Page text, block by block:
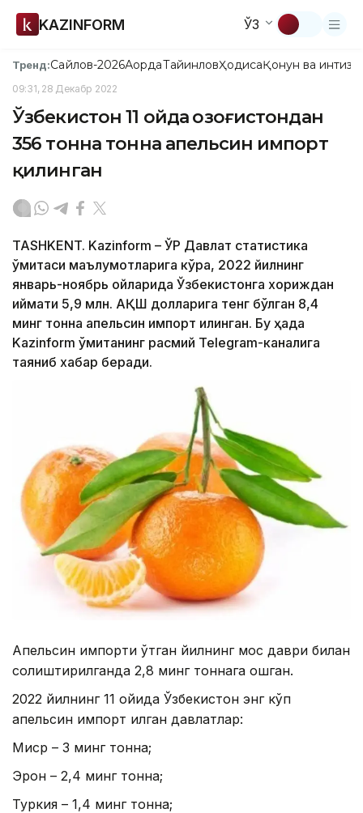
KAZINFORM ЎЗ
Тренд:Сайлов-2026АқордаТайинловҲодисаҚонун ва
09:31, 28 Декабр 2022
Ўзбекистон 11 ойда Қозоғистондан
356 тонна тонна апельсин импорт
қилинган
TASHKENT. Kazinform – ЎР Давлат статистика
қўмитаси маълумотларига кўра, 2022 йилнинг
январь-ноябрь ойларида Ўзбекистонга хориждан
қиймати 5,9 млн. АҚШ долларига тенг бўлган 8,4
минг тонна апельсин импорт қилинган. Бу ҳақда
Kazinform қўмитанинг расмий Telegram-каналига
таяниб хабар беради.
Апельсин импорти ўтган йилнинг мос даври билан
солиштирилганда 2,8 минг тоннага ошган.
2022 йилнинг 11 ойида Ўзбекистон энг кўп
апельсин импорт қилган давлатлар:
Миср – 3 минг тонна;
Эрон – 2,4 минг тонна;
Туркия – 1,4 минг тонна;